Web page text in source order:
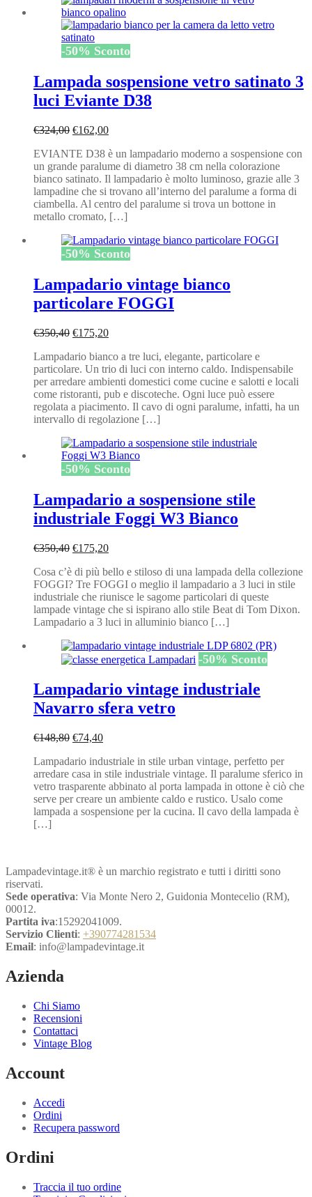
-50% Sconto
Lampada sospensione vetro satinato 3
luci Eviante D38
€324,00 Il
originale
era:
€324,00.
€162,00Il
attuale
è:
€162,00.
EVIANTE D38 è un lampadario moderno a sospensione con
un grande paralume di diametro 38 cm nella colorazione
bianco satinato. Il lampadario è molto luminoso, grazie alle 3
lampadine che si trovano all’interno del paralume a forma di
ciambella. Al centro del paralume si trova un bottone in
metallo cromato, […]
-50% Sconto
Lampadario vintage bianco
particolare FOGGI
€350,40 Il
originale
era:
€350,40.
€175,20Il
attuale
è:
€175,20.
Lampadario bianco a tre luci, elegante, particolare e
particolare. Un trio di luci con interno caldo. Indispensabile
per arredare ambienti domestici come cucine e salotti e locali
come ristoranti, pub e discoteche. Ogni luce può essere
regolata a piacimento. Il cavo di ogni paralume, infatti, ha un
intervallo di regolazione […]
-50% Sconto
Lampadario a sospensione stile
industriale Foggi W3 Bianco
€350,40 Il
originale
era:
€350,40.
€175,20Il
attuale
è:
€175,20.
Cosa c’è di più bello e stiloso di una lampada della collezione
FOGGI? Tre FOGGI o meglio il lampadario a 3 luci in stile
industriale che riunisce le sagome particolari di queste
lampade vintage che si ispirano allo stile Beat di Tom Dixon.
Lampadario a 3 luci in alluminio bianco […]
-50% Sconto
Lampadario vintage industriale
Navarro sfera vetro
€148,80 Il
originale
era:
€148,80.
€74,40Il
attuale
è:
€74,40.
Lampadario industriale in stile urban vintage, perfetto per
arredare casa in stile industriale vintage. Il paralume sferico in
vetro trasparente abbinato al porta lampada in ottone è ciò che
serve per creare un ambiente caldo e rustico. Usalo come
lampada a sospensione per la cucina. Il cavo della lampada è
[…]
Lampadevintage.it® è un marchio registrato e tutti i diritti sono
riservati.
Sede operativa: Via Monte Nero 2, Guidonia Montecelio (RM),
00012.
Partita iva:15292041009.
Servizio Clienti: +390774281534
Email: info@lampadevintage.it
Azienda
Chi Siamo
Recensioni
Contattaci
Vintage Blog
Account
Accedi
Ordini
Recupera password
Ordini
Traccia il tuo ordine